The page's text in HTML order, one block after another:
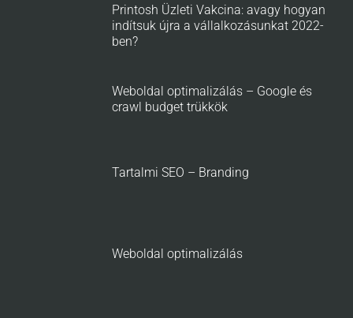
Printosh Üzleti Vakcina: avagy hogyan
indítsuk újra a vállalkozásunkat 2022-
ben?
Weboldal optimalizálás – Google és
crawl budget trükkök
Tartalmi SEO – Branding
Weboldal optimalizálás